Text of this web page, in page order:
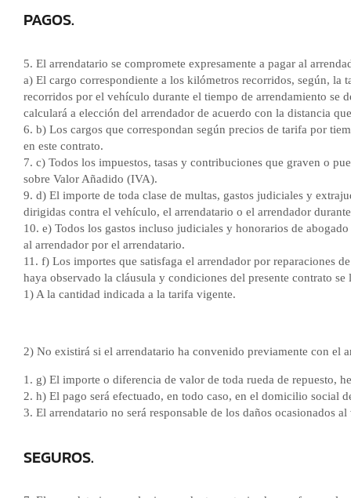
PAGOS.
5. El arrendatario se compromete expresamente a pagar al
a) El cargo correspondiente a los kilómetros recorridos, según,
recorridos por el vehículo durante el tiempo de arrendamiento se
calculará a elección del arrendador de acuerdo con la distancia
6. b) Los cargos que correspondan según precios de tarifa por
en este contrato.
7. c) Todos los impuestos, tasas y contribuciones que graven o
sobre Valor Añadido (IVA).
9. d) El importe de toda clase de multas, gastos judiciales y
dirigidas contra el vehículo, el arrendatario o el arrendador
10. e) Todos los gastos incluso judiciales y honorarios de
al arrendador por el arrendatario.
11. f) Los importes que satisfaga el arrendador por reparaciones
haya observado la cláusula y condiciones del presente contrato se
1) A la cantidad indicada a la tarifa vigente.
2) No existirá si el arrendatario ha convenido previamente con el
1. g) El importe o diferencia de valor de toda rueda de repuesto,
2. h) El pago será efectuado, en todo caso, en el domicilio social
3. El arrendatario no será responsable de los daños
SEGUROS.